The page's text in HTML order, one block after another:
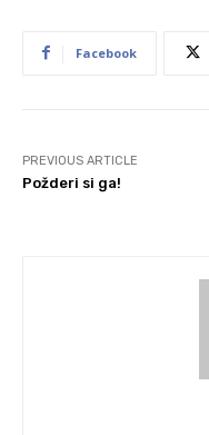
Facebook
PREVIOUS ARTICLE
Požderi si ga!